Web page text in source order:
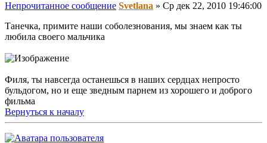
Непрочитанное сообщение Svetlana » Ср дек 22, 2010 19:46:00
Танечка, примите наши соболезнования, мы знаем как ты
любила своего мальчика
Филя, ты навсегда останешься в наших сердцах непросто
бульдогом, но и еще зведным парнем из хорошего и доброго
фильма
Вернуться к началу